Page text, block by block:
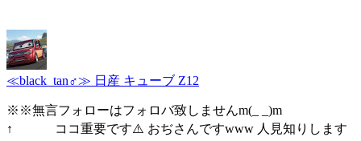
≪black_tan♂≫ 日産 キューブ Z12
※※無言フォローはフォロバ致しませんm(_ _)m
↑ ココ重要です⚠️ おぢさんですwww 人見知りします